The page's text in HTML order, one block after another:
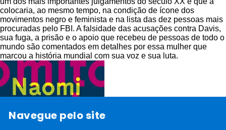
colocaria, ao mesmo tempo, na condição de ícone dos
movimentos negro e feminista e na lista das dez pessoas mais
procuradas pelo FBI. A falsidade das acusações contra Davis,
sua fuga, a prisão e o apoio que recebeu de pessoas de todo o
mundo são comentados em detalhes por essa mulher que
marcou a história mundial com sua voz e sua luta.
Navegue pelo site